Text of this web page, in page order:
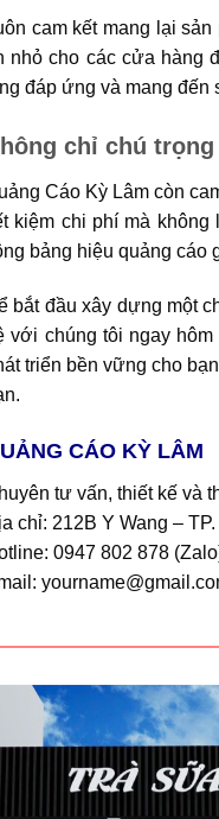
cam kết mang lại
nhỏ cho các cửa hàng
đáp ứng và mang
chỉ chú
Cáo Kỳ Lâm còn
kiệm chi phí mà
bảng hiệu quảng cáo
bắt đầu xây dựng một
với chúng tôi ngay
triển bền vững cho
CÁO KỲ LÂM
tư vấn, thiết kế và
chỉ: 212B Y Wang –
0947 802 878 (Zalo